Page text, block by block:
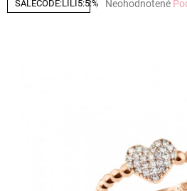
SALECODE:LILI5:5:%
Priemerné
Neohodnotené